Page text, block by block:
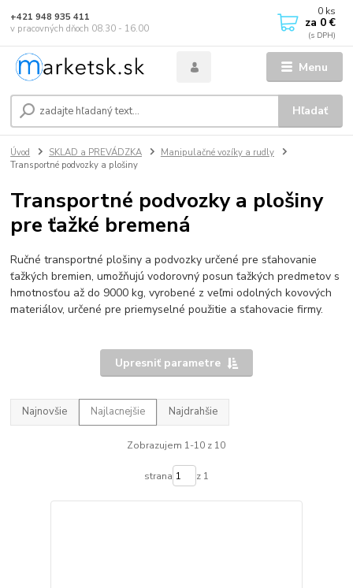
Menu
Hľadať
+421 948 935 411
v pracovných dňoch 08.30 - 16.00
0 ks
za 0 €
Úvod SKLAD a PREVÁDZKA
Manipulačné vozíky a rudly
Transportné podvozky a plošiny
Transportné podvozky a plošiny
pre ťažké bremená
Ručné transportné plošiny a podvozky určené pre sťahovanie
ťažkých bremien, umožňujú vodorovný posun ťažkých predmetov s
hmotnosťou až do 9000 kg, vyrobené z veľmi odolných kovových
materiálov, určené pre priemyselné použitie a sťahovacie firmy.
Upresniť parametre
Najnovšie Najlacnejšie Najdrahšie
Zobrazujem 1-10 z 10
strana z 1